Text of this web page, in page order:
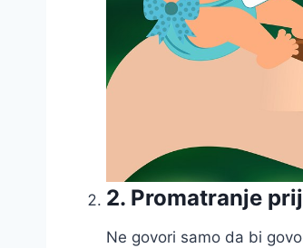
2. Promatranje
Ne govori samo da bi